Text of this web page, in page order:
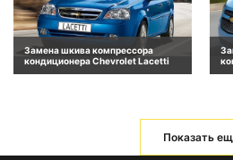
Замена шкива компрессора
кондиционера Chevrolet Lacetti
Показать